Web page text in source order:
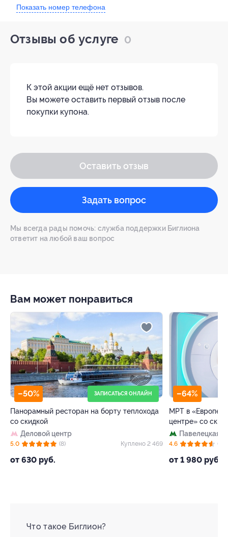
Показать номер телефона
Отзывы об услуге 0
К этой акции ещё нет отзывов.
Вы можете оставить первый отзыв после
покупки купона.
Оставить отзыв
Задать вопрос
Мы всегда рады помочь: служба поддержки Биглиона
ответит на любой ваш вопрос
Вам может понравиться
–50% ЗАПИСАТЬСЯ ОНЛАЙН
Панорамный ресторан на борту теплохода
со скидкой
Деловой центр
от 630 руб.
5.0 (8) Куплено 2 469
–64%
МРТ в
центре» со
Павелецкая
от 1 980 руб.
4.6 (72)
Что такое Биглион?